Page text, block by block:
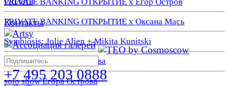
PRIVATE BANKING ОТКРЫТИЕ х Оксана Мась
Symbiosis: Jolie Alien + Mikita Kunitski
solo show Егора Лаптарева
solo show Егора Острова
Контакты
+7 495 203 0888